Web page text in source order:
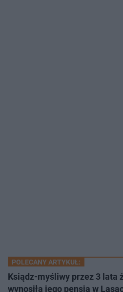
POLECANY ARTYKUŁ:
Ksiądz-myśliwy przez 3 lata
wynosiła jego pensja w